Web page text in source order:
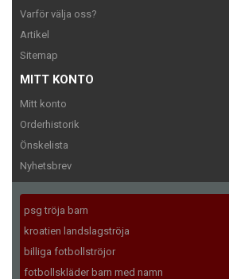
Varför välja oss?
Artikel
Sitemap
MITT KONTO
Mitt konto
Orderhistorik
Önskelista
Nyhetsbrev
psg tröja barn
kroatien landslagströja
billiga fotbollströjor
fotbollskläder barn med namn